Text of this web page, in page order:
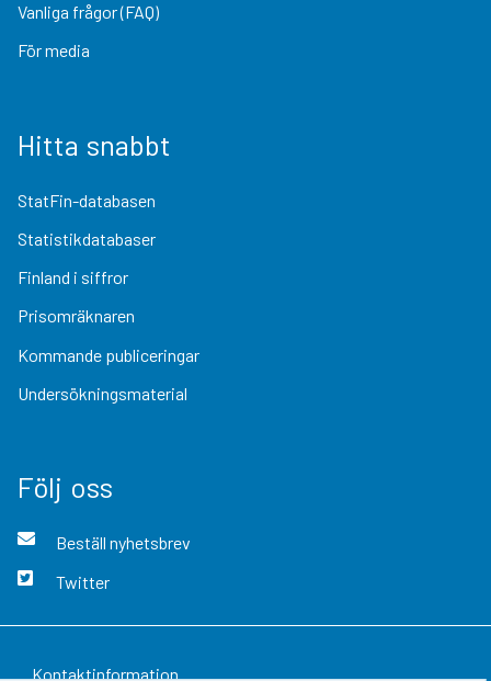
Vanliga frågor (FAQ)
För media
Hitta snabbt
StatFin-databasen
Statistikdatabaser
Finland i siffror
Prisomräknaren
Kommande publiceringar
Undersökningsmaterial
Följ oss
Beställ nyhetsbrev
Twitter
Kontaktinformation